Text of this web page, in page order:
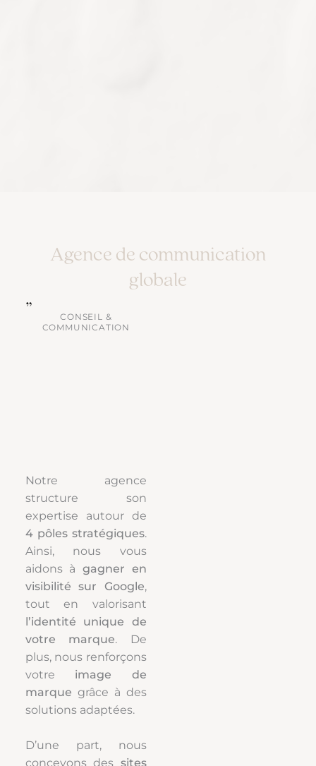
Agence de communication
globale
CONSEIL &
COMMUNICATION
Notre agence
structure son
expertise autour de
4 pôles stratégiques.
Ainsi, nous vous
aidons àgagner en
visibilité sur Google,
tout en valorisant
l’identité unique de
votre marque. De
plus, nous renforçons
votre image de
marque grâce à des
solutions adaptées.
D’une part, nous
concevons des sites